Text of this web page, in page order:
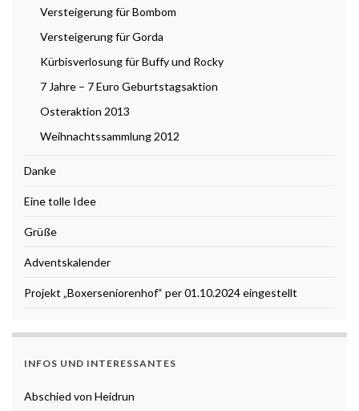
Versteigerung für Bombom
Versteigerung für Gorda
Kürbisverlosung für Buffy und Rocky
7 Jahre – 7 Euro Geburtstagsaktion
Osteraktion 2013
Weihnachtssammlung 2012
Danke
Eine tolle Idee
Grüße
Adventskalender
Projekt „Boxerseniorenhof“ per 01.10.2024 eingestellt
INFOS UND INTERESSANTES
Abschied von Heidrun